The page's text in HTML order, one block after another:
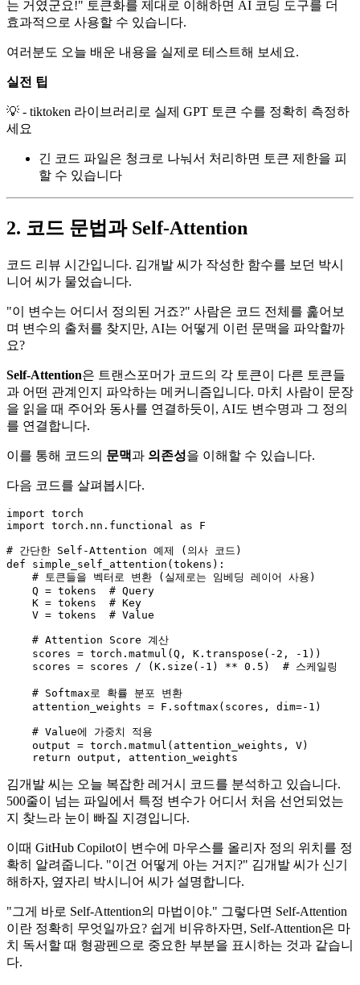
는 거였군요!" 토큰화를 제대로 이해하면 AI 코딩 도구를 더
효과적으로 사용할 수 있습니다.
여러분도 오늘 배운 내용을 실제로 테스트해 보세요.
실전 팁
💡 - tiktoken 라이브러리로 실제 GPT 토큰 수를 정확히 측정하
세요
긴 코드 파일은 청크로 나눠서 처리하면 토큰 제한을 피
할 수 있습니다
2. 코드 문법과 Self-Attention
코드 리뷰 시간입니다. 김개발 씨가 작성한 함수를 보던 박시
니어 씨가 물었습니다.
"이 변수는 어디서 정의된 거죠?" 사람은 코드 전체를 훑어보
며 변수의 출처를 찾지만, AI는 어떻게 이런 문맥을 파악할까
요?
Self-Attention은 트랜스포머가 코드의 각 토큰이 다른 토큰들
과 어떤 관계인지 파악하는 메커니즘입니다. 마치 사람이 문장
을 읽을 때 주어와 동사를 연결하듯이, AI도 변수명과 그 정의
를 연결합니다.
이를 통해 코드의 문맥과 의존성을 이해할 수 있습니다.
다음 코드를 살펴봅시다.
import
import torch.nn.functional as F
# 간단한 Self-Attention 예제 (의사 코드)
def
simple_self_attention ( tokens ):
# 토큰들을 벡터로 변환 (실제로는 임베딩 레이어 사용)
    Q = tokens
# Query
    K = tokens
# Key
    V = tokens
# Value
# Attention Score 계산
    scores = torch.matmul(Q, K.transpose(-
2 , - 1 ))
    scores = scores / (K.size(-
1 ) ** 0.5 ) # 스케일링
# Softmax로 확률 분포 변환
    attention_weights = F.softmax(scores, dim=-
1 )
# Value에 가중치 적용
    output = torch.matmul(attention_weights, V)
return
김개발 씨는 오늘 복잡한 레거시 코드를 분석하고 있습니다.
500줄이 넘는 파일에서 특정 변수가 어디서 처음 선언되었는
지 찾느라 눈이 빠질 지경입니다.
이때 GitHub Copilot이 변수에 마우스를 올리자 정의 위치를 정
확히 알려줍니다. "이건 어떻게 아는 거지?" 김개발 씨가 신기
해하자, 옆자리 박시니어 씨가 설명합니다.
"그게 바로 Self-Attention의 마법이야." 그렇다면 Self-Attention
이란 정확히 무엇일까요? 쉽게 비유하자면, Self-Attention은 마
치 독서할 때 형광펜으로 중요한 부분을 표시하는 것과 같습니
다.